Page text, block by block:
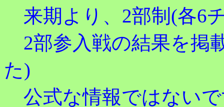
来期より、2部制(各6
2部参入戦の結果を掲
た)
公式な情報ではない